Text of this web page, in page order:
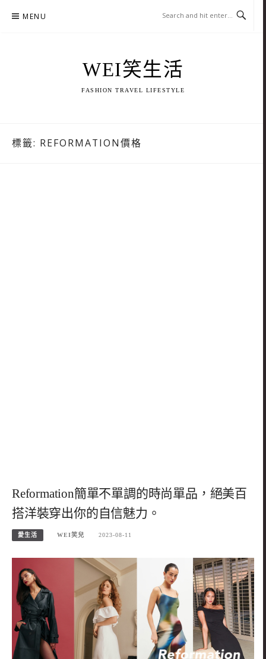
MENU
WEI笑生活
FASHION TRAVEL LIFESTYLE
標籤: REFORMATION價格
Reformation簡單不單調的時尚單品，絕美百
搭洋裝穿出你的自信魅力。
愛生活 WEI笑兒 2023-08-11